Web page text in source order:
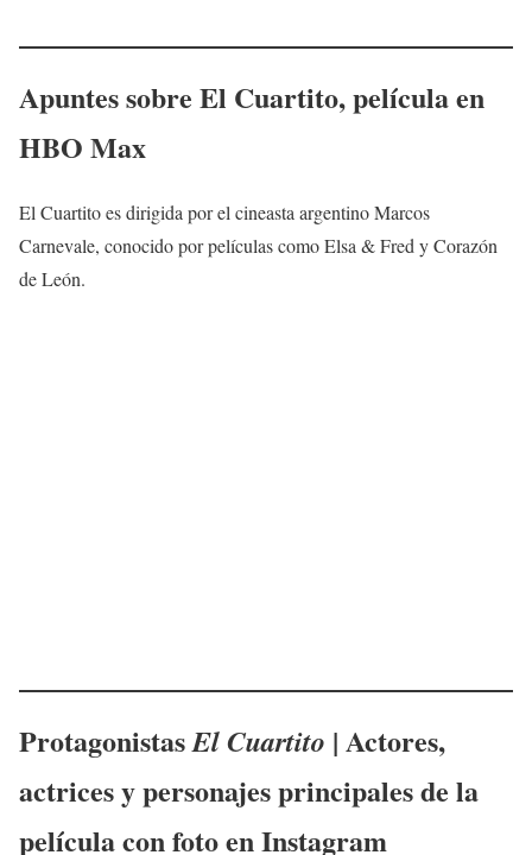
Apuntes sobre El Cuartito, película en
HBO Max
El Cuartito es dirigida por el cineasta argentino Marcos
Carnevale, conocido por películas como Elsa & Fred y Corazón
de León.
ProtagonistasEl Cuartito | Actores,
actrices y personajes principales de la
película con foto en Instagram